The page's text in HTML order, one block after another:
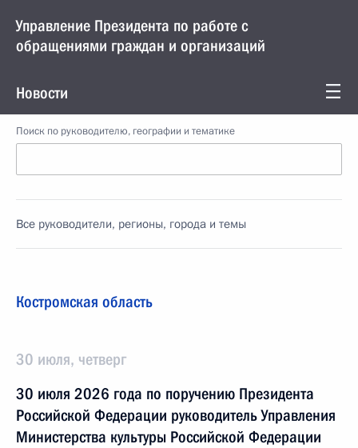
Управление Президента по работе с
обращениями граждан и организаций
Новости
Поиск по руководителю, географии и тематике
Все руководители, регионы, города и темы
Костромская область
30 июля, четверг
30 июля 2026 года по поручению Президента
Российской Федерации руководитель Управления
Министерства культуры Российской Федерации